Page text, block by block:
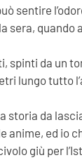
sentire
sera,
spinti da
lungo tutto
da
ed io
giù per